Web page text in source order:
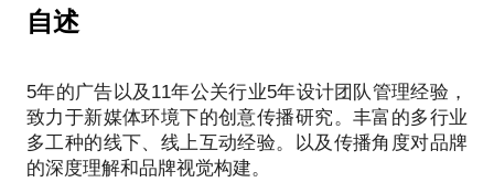
难度较大（新闻图片很难及时到位）；
公益类事件：捐款、微博、营销，面对大灾大难，第
负面评论全民反感，表现形式越简单越好；
性诉求类：情色类营销要适度，过犹不及，切忌无节
操；
趣味营销：有意思，好玩；
自述
5年的广告以及11年公关行业5年设计团队管理经验，
致力于新媒体环境下的创意传播研究。丰富的多行业
多工种的线下、线上互动经验。以及传播角度对品牌
的深度理解和品牌视觉构建。